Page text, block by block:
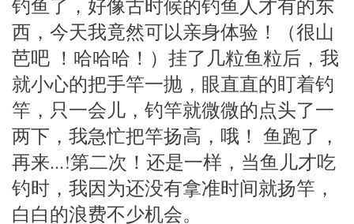
钓鱼了，好像古时候的钓鱼人才有的东
西，今天我竟然可以亲身体验！（很山
芭吧 ！哈哈哈！）挂了几粒鱼粒后，我
就小心的把手竿一抛，眼直直的盯着钓
竿，只一会儿，钓竿就微微的点头了一
两下，我急忙把竿扬高，哦！ 鱼跑了，
再来...!第二次！还是一样，当鱼儿才吃
钓时，我因为还没有拿准时间就扬竿，
白白的浪费不少机会。